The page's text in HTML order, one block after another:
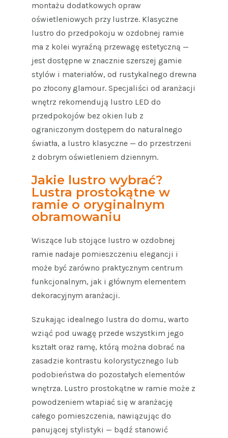
montażu dodatkowych opraw
oświetleniowych przy lustrze. Klasyczne
lustro do przedpokoju w ozdobnej ramie
ma z kolei wyraźną przewagę estetyczną —
jest dostępne w znacznie szerszej gamie
stylów i materiałów, od rustykalnego drewna
po złocony glamour. Specjaliści od aranżacji
wnętrz rekomendują lustro LED do
przedpokojów bez okien lub z
ograniczonym dostępem do naturalnego
światła, a lustro klasyczne — do przestrzeni
z dobrym oświetleniem dziennym.
Jakie lustro wybrać?
Lustra prostokątne w
ramie o oryginalnym
obramowaniu
Wiszące lub stojące lustro w ozdobnej
ramie nadaje pomieszczeniu elegancji i
może być zarówno praktycznym centrum
funkcjonalnym, jak i głównym elementem
dekoracyjnym aranżacji.
Szukając idealnego lustra do domu, warto
wziąć pod uwagę przede wszystkim jego
kształt oraz ramę, którą można dobrać na
zasadzie kontrastu kolorystycznego lub
podobieństwa do pozostałych elementów
wnętrza. Lustro prostokątne w ramie może z
powodzeniem wtapiać się w aranżację
całego pomieszczenia, nawiązując do
panującej stylistyki — bądź stanowić